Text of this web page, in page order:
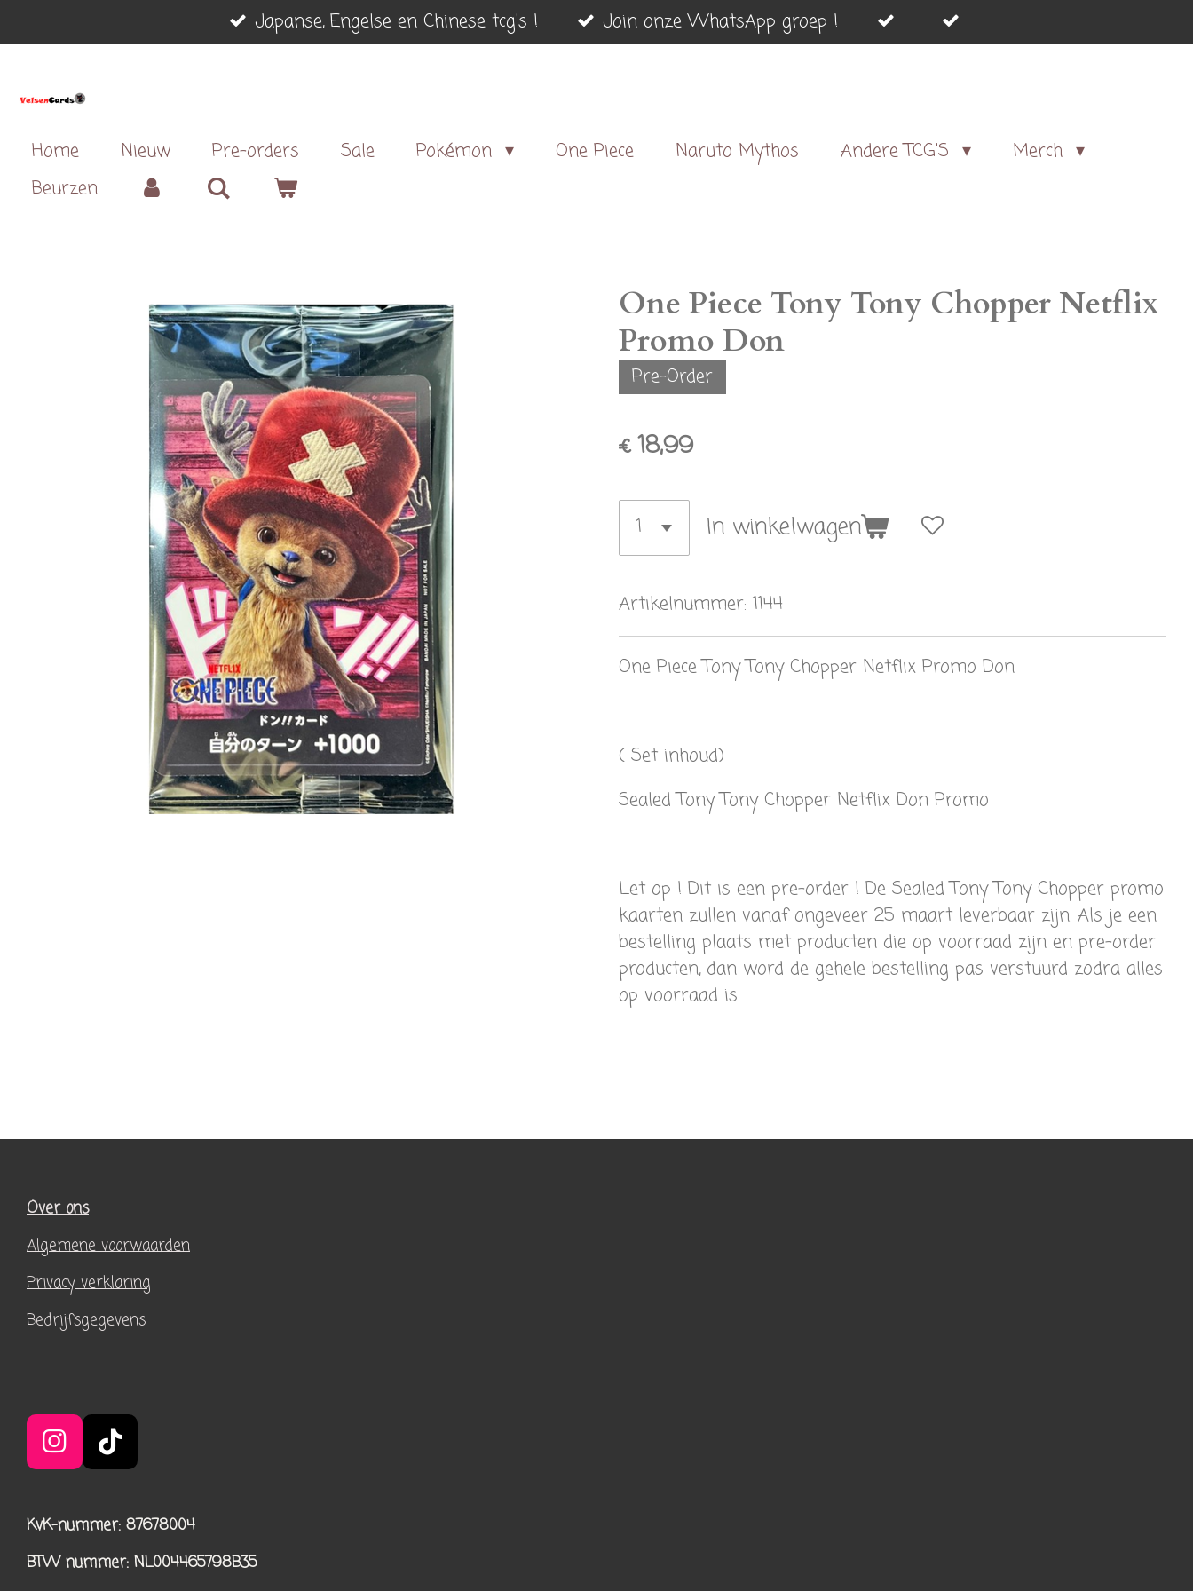
direct
de
Japanse, Engelse en Chinese tcg's ! Join onze WhatsApp groep !
Home Nieuw Pre-orders Sale Pokémon One Piece Naruto Mythos Andere TCG'S
Merch
Beurzen
One Piece Tony Tony Chopper Netflix
Promo Don
Pre-Order
€ 18,99
In winkelwagen
Artikelnummer: 1144
One Piece Tony Tony Chopper Netflix Promo Don
( Set inhoud)
Sealed Tony Tony Chopper Netflix Don Promo
Let op ! Dit is een pre-order ! De Sealed Tony Tony Chopper promo
kaarten zullen vanaf ongeveer 25 maart leverbaar zijn. Als je een
bestelling plaats met producten die op voorraad zijn en pre-order
producten, dan word de gehele bestelling pas verstuurd zodra alles
op voorraad is.
Over ons
Algemene voorwaarden
Privacy verklaring
Bedrijfsgegevens
I
n
t
a
T
i
T
o
KvK-nummer: 87678004
BTW nummer: NL004465798B35